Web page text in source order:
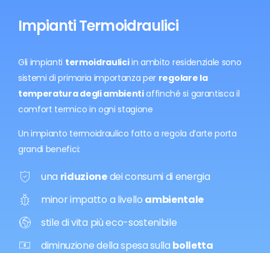
Impianti Termoidraulici
Gli impianti termoidrauliciin ambito residenziale sono
sistemi di primaria importanza per regolare la
temperatura degli ambientiaffinché si garantisca il
comfort termico in ogni stagione
Un impianto termoidraulico fatto a regola d’arte porta
grandi benefici:
una riduzionedei consumi di energia
minor impatto a livello ambientale
stile di vita più eco-sostenibile
diminuzione della spesa sulla bolletta